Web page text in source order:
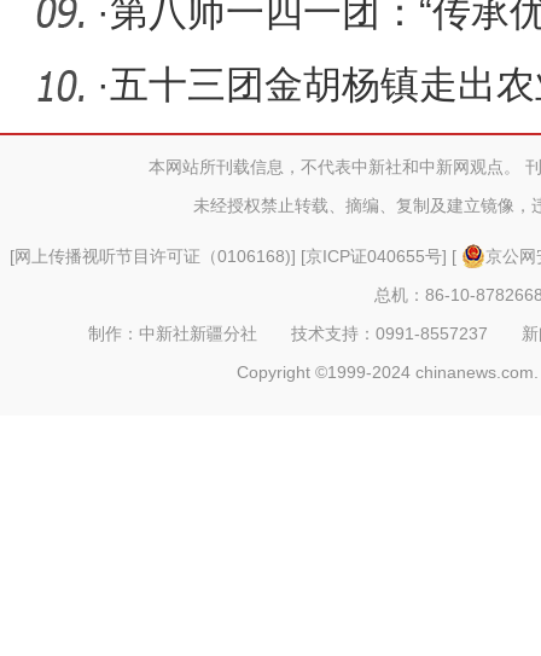
卷
·第八师一四一团：“传承
神”公
·五十三团金胡杨镇走出
本网站所刊载信息，不代表中新社和中新网观点。
未经授权禁止转载、摘编、复制及建立镜像，
[网上传播视听节目许可证（0106168)] [京ICP证040655号] [
京公
总机：86-10-
制作：中新社新疆分社 技术支持：0991-8557237
Copyright ©1999-2024